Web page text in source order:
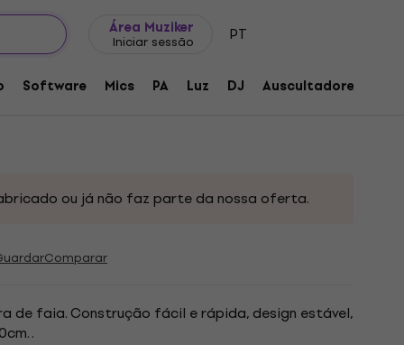
Área Muziker
Iniciar sessão PT
Software Mics PA Luz DJ Auscultadores
para gongo
ou já não faz parte da nossa oferta.
Comparar
de faia. Construção fácil e rápida, design estável,
.